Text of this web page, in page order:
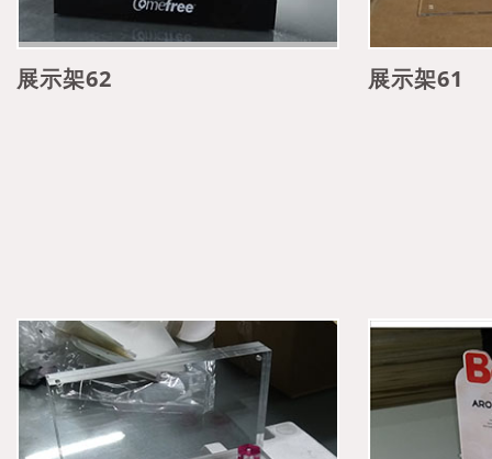
展示架62 展示架61